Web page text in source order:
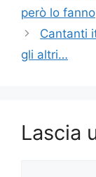
però lo fanno
Cantanti
gli altri…
Lascia